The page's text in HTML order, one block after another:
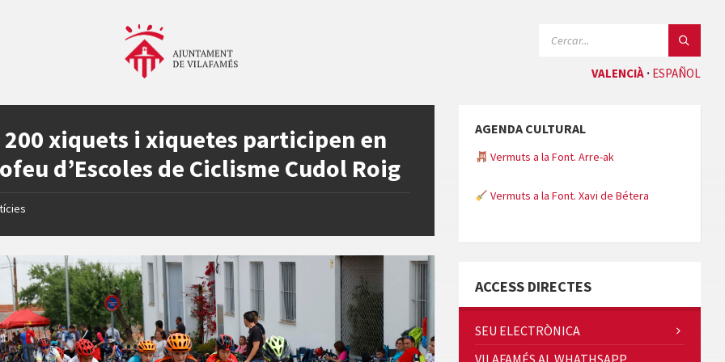
VALENCIÀ ESPAÑOL
200 xiquets i xiquetes participen en
d’Escoles de Ciclisme Cudol Roig
AGENDA CULTURAL
Vermuts a la Font. Arre-ak
Vermuts a la Font. Xavi de Bétera
ACCESS DIRECTES
SEU ELECTRÒNICA